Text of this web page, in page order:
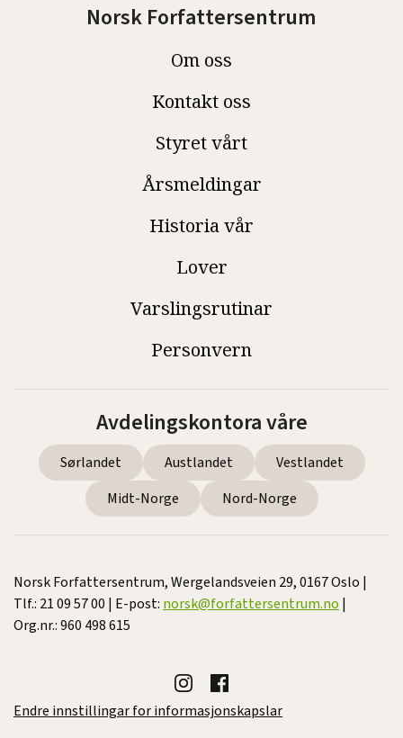
Norsk Forfattersentrum
Om oss
Kontakt oss
Styret vårt
Årsmeldingar
Historia vår
Lover
Varslingsrutinar
Personvern
Avdelingskontora våre
Sørlandet Austlandet
Vestlandet
Midt-Norge
Nord-Norge
Norsk Forfattersentrum, Wergelandsveien 29, 0167 Oslo |
Tlf.: 21 09 57 00 | E-post: norsk@forfattersentrum.no |
Org.nr.: 960 498 615
Endre innstillingar for informasjonskapslar